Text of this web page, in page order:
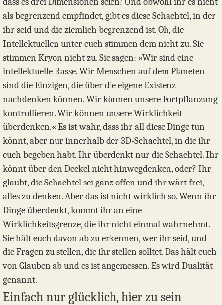
als begrenzend empfindet, gibt es diese Schachtel, in der
ihr seid und die ziemlich begrenzend ist. Oh, die
Intellektuellen unter euch stimmen dem nicht zu. Sie
stimmen Kryon nicht zu. Sie sagen: »Wir sind eine
intellektuelle Rasse. Wir Menschen auf dem Planeten
sind die Einzigen, die über die eigene Existenz
nachdenken können. Wir können unsere Fortpflanzung
kontrollieren. Wir können unsere Wirklichkeit
überdenken.« Es ist wahr, dass ihr all diese Dinge tun
könnt, aber nur innerhalb der 3D-Schachtel, in die ihr
euch begeben habt. Ihr überdenkt nur die Schachtel. Ihr
könnt über den Deckel nicht hinwegdenken, oder? Ihr
glaubt, die Schachtel sei ganz offen und ihr wärt frei,
alles zu denken. Aber das ist nicht wirklich so. Wenn ihr
Dinge überdenkt, kommt ihr an eine
Wirklichkeitsgrenze, die ihr nicht einmal wahrnehmt.
Sie hält euch davon ab zu erkennen, wer ihr seid, und
die Fragen zu stellen, die ihr stellen solltet. Das hält euch
von Glauben ab und es ist angemessen. Es wird Dualität
genannt.
Einfach nur glücklich, hier zu sein